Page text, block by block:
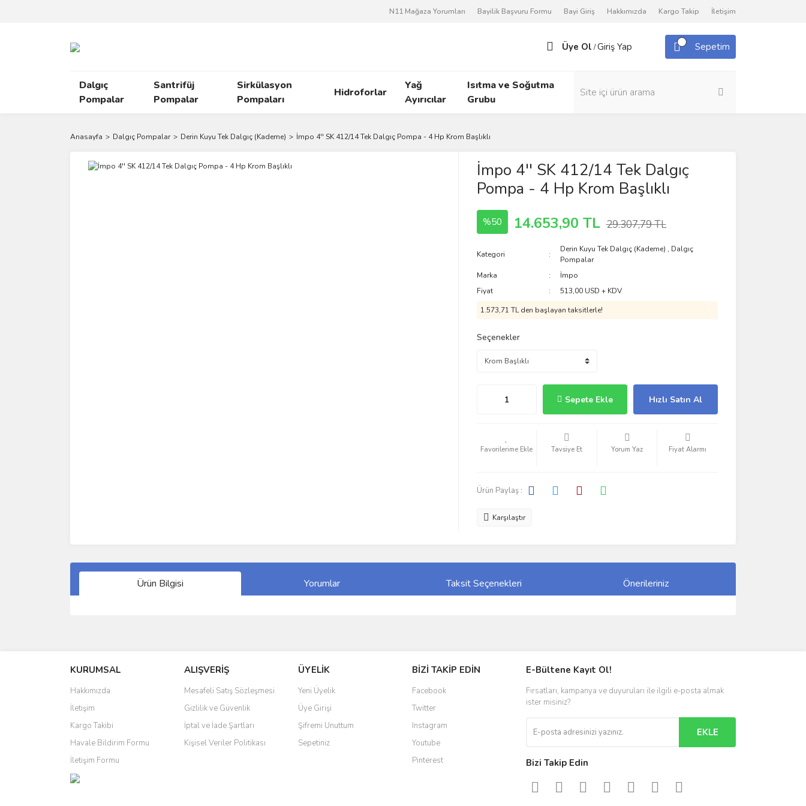
N11 Mağaza Yorumları Bayilik Başvuru Formu Bayi Giriş Hakkımızda Kargo Takip İletişim
Üye Ol /Giriş Yap Sepetim
Dalgıç
Pompalar
Santrifüj
Pompalar
Sirkülasyon
Pompaları
Hidroforlar
Yağ
Ayırıcılar
Isıtma ve Soğutma
Grubu
Anasayfa Dalgıç Pompalar Derin Kuyu Tek Dalgıç (Kademe) İmpo 4'' SK 412/14 Tek Dalgıç Pompa - 4 Hp Krom Başlıklı
İmpo 4'' SK 412/14 Tek Dalgıç
Pompa - 4 Hp Krom Başlıklı
%50 14.653,90 TL 29.307,79 TL
Kategori
Derin Kuyu Tek Dalgıç (Kademe) , Dalgıç
Pompalar
Marka
İmpo
Fiyat
513,00 USD + KDV
1.573,71 TL den başlayan taksitlerle!
Seçenekler
Sepete Ekle Hızlı Satın Al
Tavsiye Et Yorum Yaz Fiyat Alarmı
Ürün Paylaş :
Karşılaştır
Ürün Bilgisi Yorumlar Taksit Seçenekleri Önerileriniz
Ürün resmi kalitesiz, bozuk veya görüntülenemiyor.
Ürün açıklamasında eksik bilgiler bulunuyor.
Ürün bilgilerinde hatalar bulunuyor.
Ürün fiyatı diğer sitelerden daha pahalı.
Bu ürüne benzer farklı alternatifler olmalı.
KURUMSAL
Hakkımızda
İletişim
Kargo Takibi
Havale Bildirim Formu
İletişim Formu
ALIŞVERİŞ
Mesafeli Satış Sözleşmesi
Gizlilik ve Güvenlik
İptal ve İade Şartları
Kişisel Veriler Politikası
ÜYELİK
Yeni Üyelik
Üye Girişi
Şifremi Unuttum
Sepetiniz
BİZİ TAKİP EDİN
Facebook
Twitter
Instagram
Youtube
Pinterest
E-Bültene Kayıt Ol!
Fırsatları, kampanya ve duyuruları ile ilgili e-posta almak
ister misiniz?
EKLE
Bizi Takip Edin